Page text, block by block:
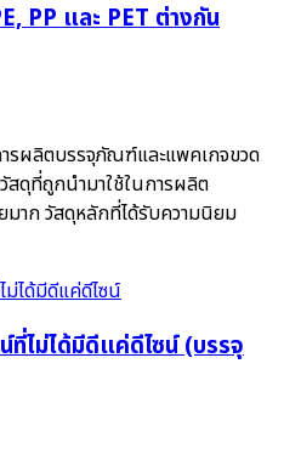
PP และ PET ต่างกัน
ผลิตบรรจุภัณฑ์และแพคเกจขวด
สดุที่ถูกนำมาใช้ในการผลิต
าก วัสดุหลักที่ได้รับความนิยม
ที่ไม่ได้มีดีแค่ดีไซน์ (บรรจุ